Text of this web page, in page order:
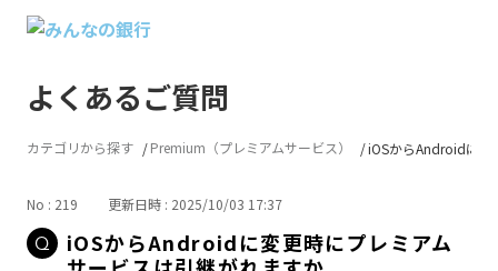
よくあるご質問
カテゴリから探す Premium（プレミアムサービス） iOSからAndroidに変
No : 219 更新日時 : 2025/10/03 17:37
iOSからAndroidに変更時にプレミアム